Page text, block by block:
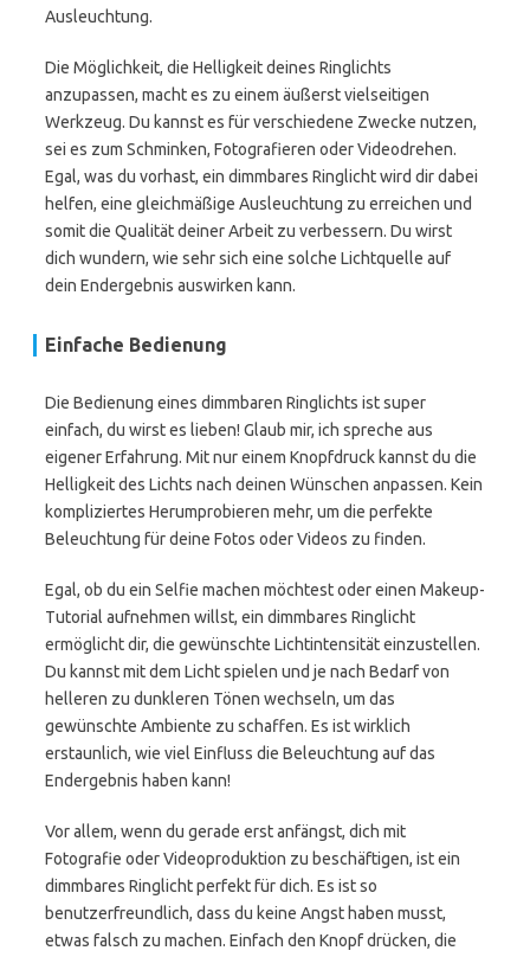
Ausleuchtung.
Die Möglichkeit, die Helligkeit deines Ringlichts
anzupassen, macht es zu einem äußerst vielseitigen
Werkzeug. Du kannst es für verschiedene Zwecke nutzen,
sei es zum Schminken, Fotografieren oder Videodrehen.
Egal, was du vorhast, ein dimmbares Ringlicht wird dir dabei
helfen, eine gleichmäßige Ausleuchtung zu erreichen und
somit die Qualität deiner Arbeit zu verbessern. Du wirst
dich wundern, wie sehr sich eine solche Lichtquelle auf
dein Endergebnis auswirken kann.
Einfache Bedienung
Die Bedienung eines dimmbaren Ringlichts ist super
einfach, du wirst es lieben! Glaub mir, ich spreche aus
eigener Erfahrung. Mit nur einem Knopfdruck kannst du die
Helligkeit des Lichts nach deinen Wünschen anpassen. Kein
kompliziertes Herumprobieren mehr, um die perfekte
Beleuchtung für deine Fotos oder Videos zu finden.
Egal, ob du ein Selfie machen möchtest oder einen Makeup-
Tutorial aufnehmen willst, ein dimmbares Ringlicht
ermöglicht dir, die gewünschte Lichtintensität einzustellen.
Du kannst mit dem Licht spielen und je nach Bedarf von
helleren zu dunkleren Tönen wechseln, um das
gewünschte Ambiente zu schaffen. Es ist wirklich
erstaunlich, wie viel Einfluss die Beleuchtung auf das
Endergebnis haben kann!
Vor allem, wenn du gerade erst anfängst, dich mit
Fotografie oder Videoproduktion zu beschäftigen, ist ein
dimmbares Ringlicht perfekt für dich. Es ist so
benutzerfreundlich, dass du keine Angst haben musst,
etwas falsch zu machen. Einfach den Knopf drücken, die